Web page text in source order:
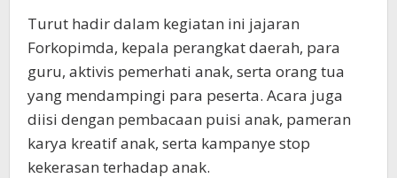
Turut hadir dalam kegiatan ini jajaran
Forkopimda, kepala perangkat daerah, para
guru, aktivis pemerhati anak, serta orang tua
yang mendampingi para peserta. Acara juga
diisi dengan pembacaan puisi anak, pameran
karya kreatif anak, serta kampanye stop
kekerasan terhadap anak.